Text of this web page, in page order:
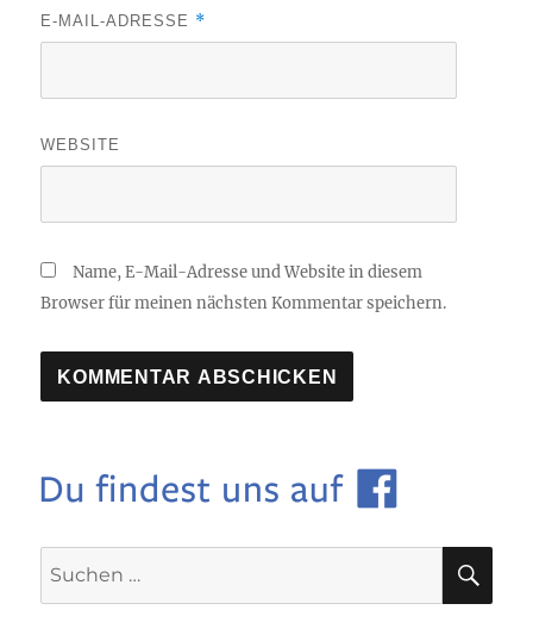
E-MAIL-ADRESSE *
WEBSITE
Name, E-Mail-Adresse und Website in diesem
Browser für meinen nächsten Kommentar speichern.